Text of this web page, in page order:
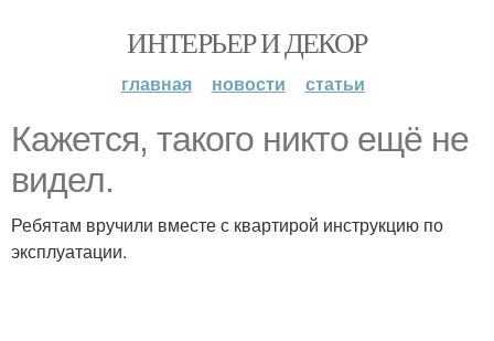
ИНТЕРЬЕР И ДЕКОР
главная новости статьи
Кажется, такого никто ещё не
видел.
Ребятам вручили вместе с квартирой инструкцию по
эксплуатации.